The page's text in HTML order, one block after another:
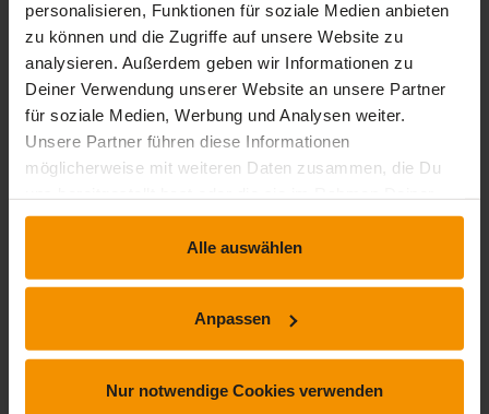
personalisieren, Funktionen für soziale Medien anbieten
zu können und die Zugriffe auf unsere Website zu
analysieren. Außerdem geben wir Informationen zu
Deiner Verwendung unserer Website an unsere Partner
für soziale Medien, Werbung und Analysen weiter.
Unsere Partner führen diese Informationen
möglicherweise mit weiteren Daten zusammen, die Du
Nutzung der Dienste gesammelt haben.
Alle auswählen
Anpassen
Nur notwendige Cookies verwenden
Quiz - Entspannung im Homeoffice
Interaktiver Inhalt timelapse
Körperliche Gesundheit im Homeoffice
7 Lernbausteine timelapse 0 Std. 50 Min. expand_less
Einleitung
Interaktiver Inhalt
Interaktiver Inhalt
Interaktiver Inhalt